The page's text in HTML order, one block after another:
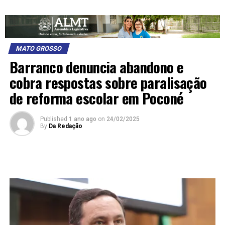
MATO GROSSO
Barranco denuncia abandono e
cobra respostas sobre paralisação
de reforma escolar em Poconé
Published 1 ano ago on 24/02/2025
By Da Redação